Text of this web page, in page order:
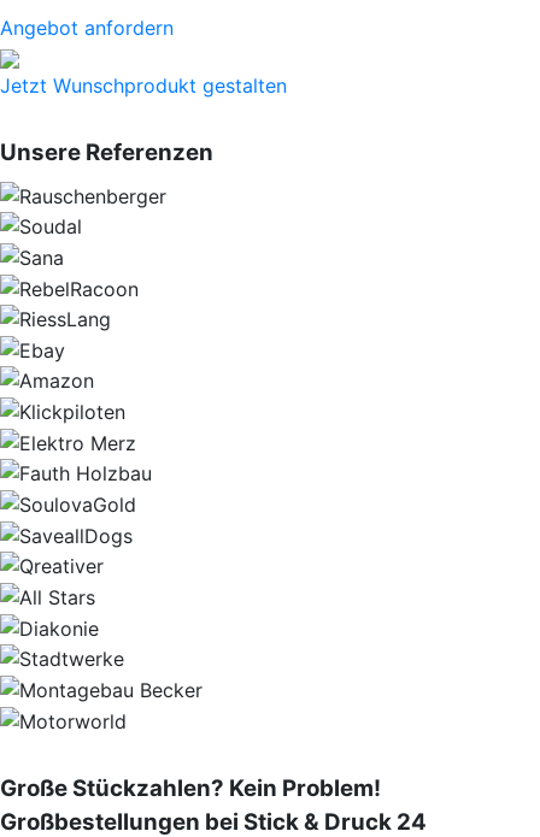
Angebot anfordern
Jetzt Wunschprodukt gestalten
Unsere Referenzen
Große Stückzahlen? Kein Problem!
Großbestellungen bei Stick & Druck 24